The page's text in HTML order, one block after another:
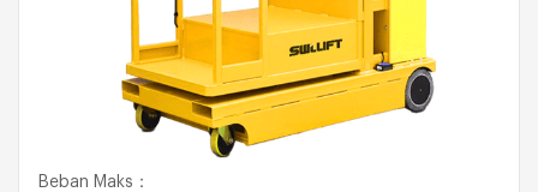
Beban Maks：